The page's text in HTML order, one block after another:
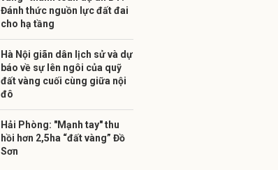
Đánh thức nguồn lực đất đai
cho hạ tầng
Hà Nội giãn dân lịch sử và dự
báo về sự lên ngôi của quỹ
đất vàng cuối cùng giữa nội
đô
Hải Phòng: "Mạnh tay" thu
hồi hơn 2,5ha “đất vàng” Đồ
Sơn